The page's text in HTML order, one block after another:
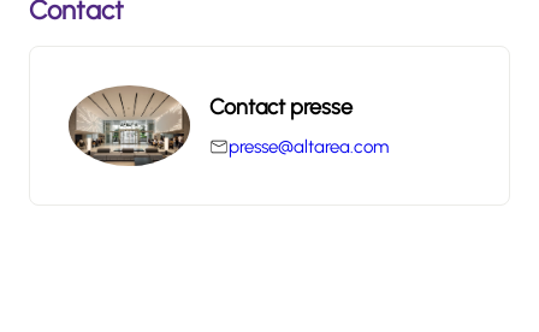
Contact
Contact presse
presse@altarea.com